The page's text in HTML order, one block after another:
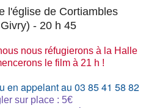
l'église de Cortiambles
- 20 h 45
nous réfugierons à la Halle
le film à 21 h !
en appelant au 03 85 41 58 82
sur place : 5€